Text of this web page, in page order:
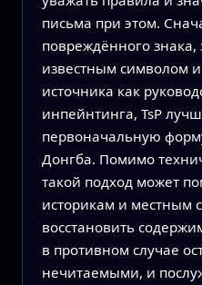
письма при этом.
повреждённого знака,
известным символом
источника как
инпейнтинга, TsP
первоначальную
Донгба. Помимо
такой подход может
историкам и местным
восстановить
в противном случае
нечитаемыми, и